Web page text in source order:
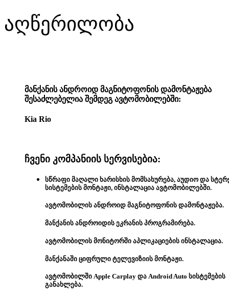
აღწერილობა
მანქანის ანდროიდ მაგნიტოფონის დამონტაჟება
შესაძლებელია შემდეგ ავტომობილებში:
Kia Rio
ჩვენი კომპანიის სერვისებია:
სწრაფი მაღალი ხარისხის მომსახურება, აუდიო და
სისტემების მონტაჟი, ინსტალაცია ავტომობილებში.
ავტომობილის ანდროიდ მაგნიტოფონის დამონტაჟება.
მანქანის ანდროიდის ეკრანის პროგრამირება.
ავტომობილის მონიტორში აპლიკაციების ინსტალაცია.
მანქანაში ციფრული ტელევიზიის მონტაჟი.
ავტომობილში Apple Carplay და Android Auto სისტემების
განახლება.